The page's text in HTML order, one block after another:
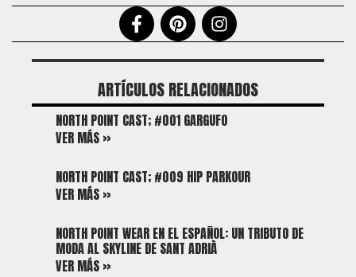
ARTÍCULOS RELACIONADOS
NORTH POINT CAST; #001 GARGUFO
VER MÁS »
NORTH POINT CAST; #009 HIP PARKOUR
VER MÁS »
NORTH POINT WEAR EN EL ESPAÑOL: UN TRIBUTO DE
MODA AL SKYLINE DE SANT ADRIÀ
VER MÁS »